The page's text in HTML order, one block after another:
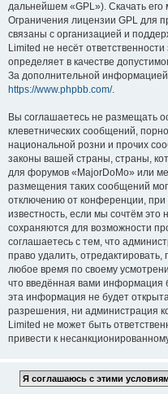
дальнейшем «GPL»). Скачать его
Ограничения лицензии GPL для
связаны с организацией и
Limited не несёт
определяет в качестве
За дополнительной
https://www.phpbb.com/.
Вы соглашаетесь не размещать
клеветнических сообщений,
национальной розни и прочих
законы вашей страны, страны,
для форумов «MajorDoMo» или
размещения таких сообщений
отключению от конференции,
известность, если мы сочтём
сохраняются для возможности
соглашаетесь с тем, что
право удалить,
любое время по своему
что введённая вами информация
эта информация не будет
разрешения, ни администрация
Limited не может быть
привести к